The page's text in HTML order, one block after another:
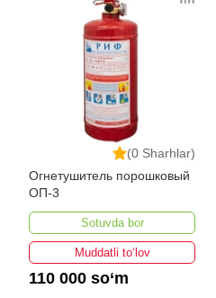
(0 Sharhlar)
Огнетушитель порошковый
ОП-3
Sotuvda bor
Muddatli to‘lov
110 000 so‘m